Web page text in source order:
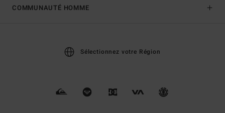
COMMUNAUTÉ HOMME
Sélectionnez votre Région